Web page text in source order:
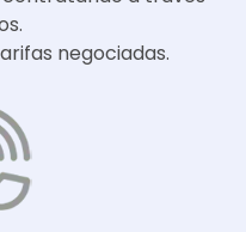
negociadas.